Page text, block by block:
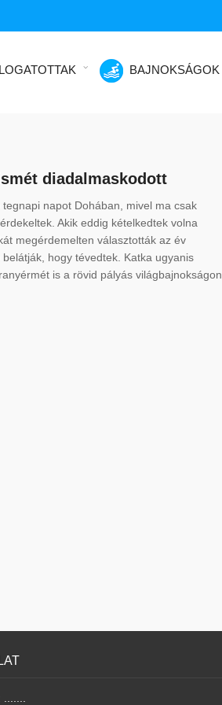
BAJNOKSÁGOK
diadalmaskodott
napot Dohában, mivel ma csak
Akik eddig kételkedtek volna
megérdemelten választották az év
hogy tévedtek. Katka ugyanis
is a rövid pályás világbajnokságon.